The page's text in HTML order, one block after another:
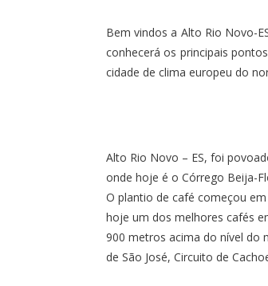
Bem vindos a Alto Rio Novo-
conhecerá os principais
cidade de clima europeu do
Alto Rio Novo – ES, foi
onde hoje é o Córrego Beija-
O plantio de café começou
hoje um dos melhores cafés
900 metros acima do nível do
de São José, Circuito de